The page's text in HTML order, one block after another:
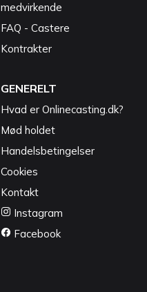
medvirkende
FAQ - Castere
Kontrakter
GENERELT
Hvad er Onlinecasting.dk?
Mød holdet
Handelsbetingelser
Cookies
Kontakt
Instagram
Facebook